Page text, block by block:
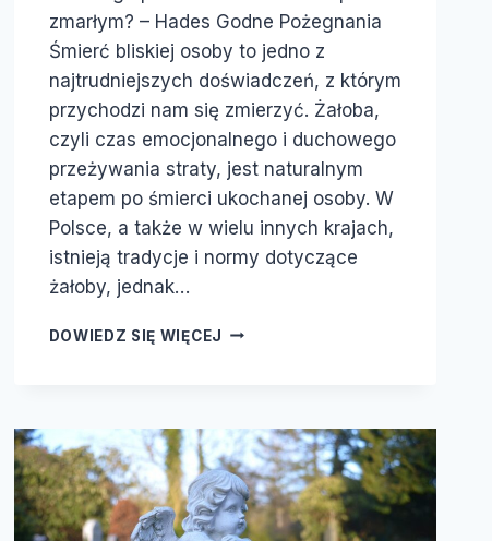
zmarłym? – Hades Godne Pożegnania
Śmierć bliskiej osoby to jedno z
najtrudniejszych doświadczeń, z którym
przychodzi nam się zmierzyć. Żałoba,
czyli czas emocjonalnego i duchowego
przeżywania straty, jest naturalnym
etapem po śmierci ukochanej osoby. W
Polsce, a także w wielu innych krajach,
istnieją tradycje i normy dotyczące
żałoby, jednak…
DOWIEDZ SIĘ WIĘCEJ